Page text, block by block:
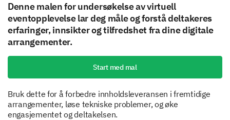
Denne malen for undersøkelse av virtuell
eventopplevelse lar deg måle og forstå deltakeres
erfaringer, innsikter og tilfredshet fra dine digitale
arrangementer.
Start med mal
Bruk dette for å forbedre innholdsleveransen i fremtidige
arrangementer, løse tekniske problemer, og øke
engasjementet og deltakelsen.